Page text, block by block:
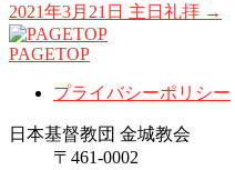
2021年3月21日 主日礼拝 →
PAGETOP
プライバシーポリシー
日本基督教団 金城教会
〒461-0002